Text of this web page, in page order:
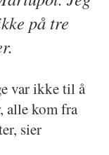
på tre
var ikke til å
alle kom fra
sier